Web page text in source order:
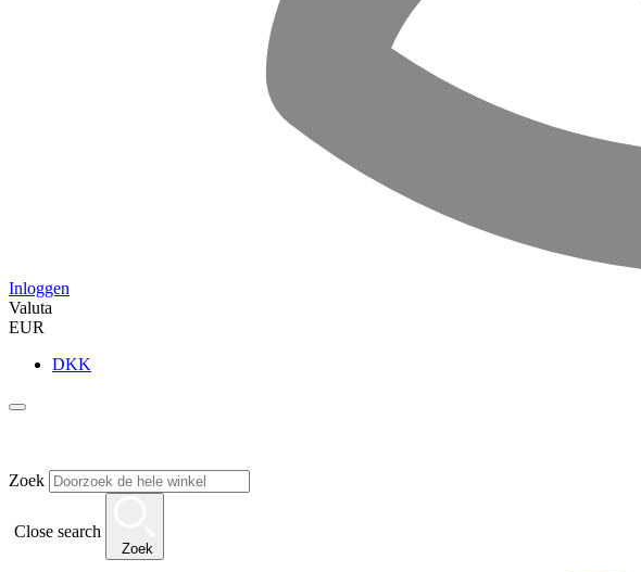
Inloggen
Valuta
EUR
DKK
Zoek
Close search
Zoek